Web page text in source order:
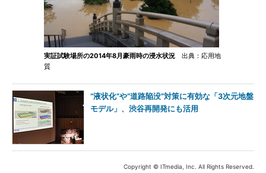
実証試験場所の2014年8月豪雨時の浸水状況 出典：応用地
質
“液状化”や“道路陥没”対策に有効な「3次元地盤
モデル」、渋谷再開発にも活用
Copyright © ITmedia, Inc. All Rights Reserved.